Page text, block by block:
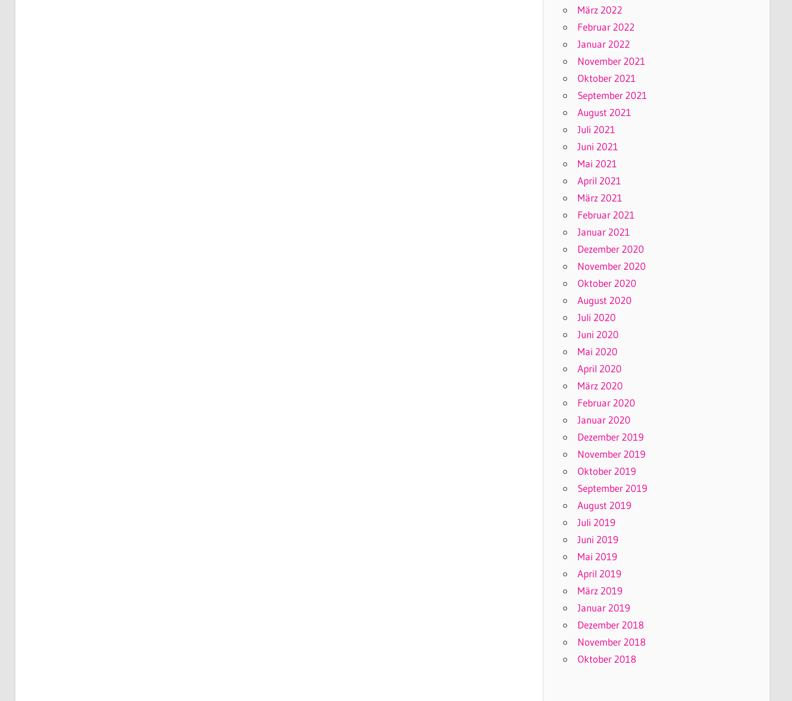
März 2022
Februar 2022
Januar 2022
November 2021
Oktober 2021
September 2021
August 2021
Juli 2021
Juni 2021
Mai 2021
April 2021
März 2021
Februar 2021
Januar 2021
Dezember 2020
November 2020
Oktober 2020
August 2020
Juli 2020
Juni 2020
Mai 2020
April 2020
März 2020
Februar 2020
Januar 2020
Dezember 2019
November 2019
Oktober 2019
September 2019
August 2019
Juli 2019
Juni 2019
Mai 2019
April 2019
März 2019
Januar 2019
Dezember 2018
November 2018
Oktober 2018